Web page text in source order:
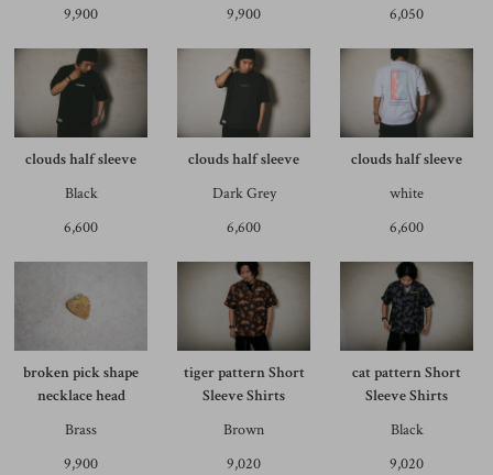
9,900
9,900
6,050
clouds half sleeve
Black
6,600
clouds half sleeve
Dark Grey
6,600
clouds half sleeve
white
6,600
broken pick shape
necklace head
Brass
9,900
tiger pattern Short
Sleeve Shirts
Brown
9,020
cat pattern Short
Sleeve Shirts
Black
9,020